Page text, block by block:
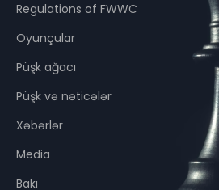
Regulations of FWWC
Oyunçular
Püşk ağacı
Püşk və nəticələr
Xəbərlər
Media
Bakı